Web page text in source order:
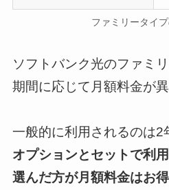
ファミリータイ
ソフトバンク光のファミ
期間に応じて月額料金が異
一般的に利用されるのは2
オプションとセットで利
選んだ方が月額料金はお得